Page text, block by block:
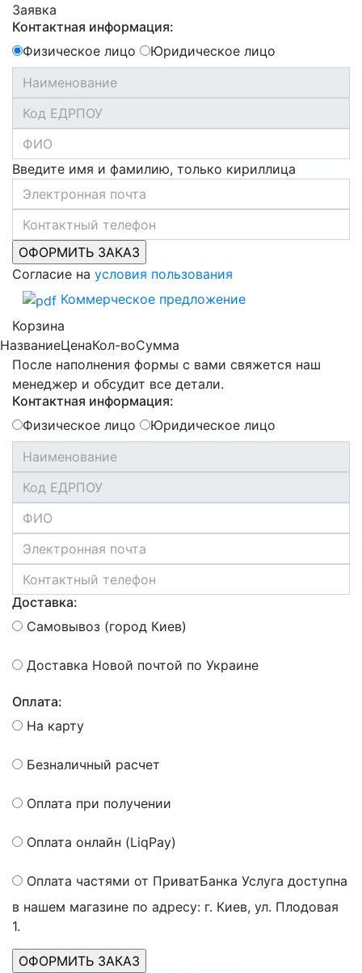
Заявка
Контактная информация:
Физическое лицо
Юридическое лицо
Введите имя и фамилию, только кириллица
Согласие на условия пользования
Коммерческое предложение
Корзина
НазваниеЦенаКол-воСумма
После наполнения формы с вами свяжется наш
менеджер и обсудит все детали.
Контактная информация:
Физическое лицо
Юридическое лицо
Доставка:
Самовывоз (город Киев)
Доставка Новой почтой по Украине
Оплата:
На карту
Безналичный расчет
Оплата при получении
Оплата онлайн (LiqPay)
Оплата частями от ПриватБанка Услуга доступна
в нашем магазине по адресу: г. Киев, ул. Плодовая
1.